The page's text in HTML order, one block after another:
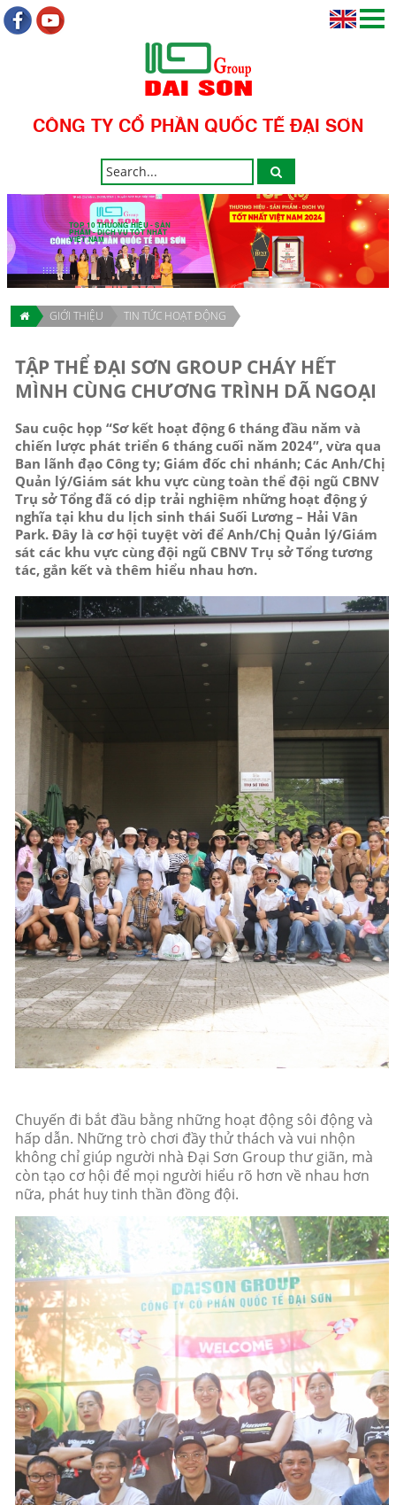
CÔNG TY CỔ PHẦN QUỐC TẾ ĐẠI SƠN
TOP 10 THƯƠNG HIỆU - SẢN
PHẨM - DỊCH VỤ TỐT NHẤT
VIỆT NAM
GIỚI THIỆU TIN TỨC HOẠT ĐỘNG
TẬP THỂ ĐẠI SƠN GROUP CHÁY HẾT
MÌNH CÙNG CHƯƠNG TRÌNH DÃ NGOẠI
Sau cuộc họp “Sơ kết hoạt động 6 tháng đầu năm và
chiến lược phát triển 6 tháng cuối năm 2024”, vừa qua
Ban lãnh đạo Công ty; Giám đốc chi nhánh; Các Anh/Chị
Quản lý/Giám sát khu vực cùng toàn thể đội ngũ CBNV
Trụ sở Tổng đã có dịp trải nghiệm những hoạt động ý
nghĩa tại khu du lịch sinh thái Suối Lương – Hải Vân
Park. Đây là cơ hội tuyệt vời để Anh/Chị Quản lý/Giám
sát các khu vực cùng đội ngũ CBNV Trụ sở Tổng tương
tác, gắn kết và thêm hiểu nhau hơn.
Chuyến đi bắt đầu bằng những hoạt động sôi động và
hấp dẫn. Những trò chơi đầy thử thách và vui nhộn
không chỉ giúp người nhà Đại Sơn Group thư giãn, mà
còn tạo cơ hội để mọi người hiểu rõ hơn về nhau hơn
nữa, phát huy tinh thần đồng đội.